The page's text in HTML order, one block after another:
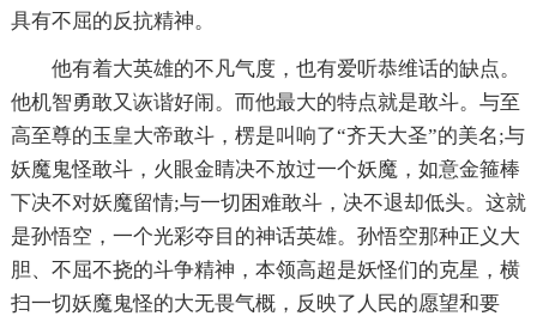
具有不屈的反抗精神。
他有着大英雄的不凡气度，也有爱听恭维话的缺点。
他机智勇敢又诙谐好闹。而他最大的特点就是敢斗。与至
高至尊的玉皇大帝敢斗，楞是叫响了“齐天大圣”的美名;与
妖魔鬼怪敢斗，火眼金睛决不放过一个妖魔，如意金箍棒
下决不对妖魔留情;与一切困难敢斗，决不退却低头。这就
是孙悟空，一个光彩夺目的神话英雄。孙悟空那种正义大
胆、不屈不挠的斗争精神，本领高超是妖怪们的克星，横
扫一切妖魔鬼怪的大无畏气概，反映了人民的愿望和要